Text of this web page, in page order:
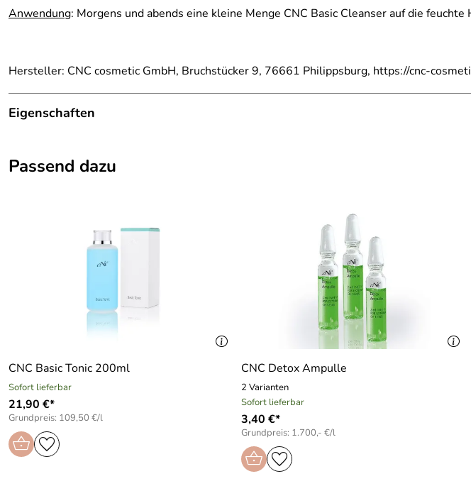
Anwendung: Morgens und abends eine kleine Menge CNC Basic Cleanser auf die
Hersteller: CNC cosmetic GmbH, Bruchstücker 9, 76661 Philippsburg, https://cnc-
Eigenschaften
Hauttyp:
Mischhaut
Passend dazu
CNC Basic Tonic 200ml
Sofort lieferbar
21,90 €*
Grundpreis: 109,50 €/l
CNC Detox Ampulle
2 Varianten
Sofort lieferbar
3,40 €*
Grundpreis: 1.700,- €/l